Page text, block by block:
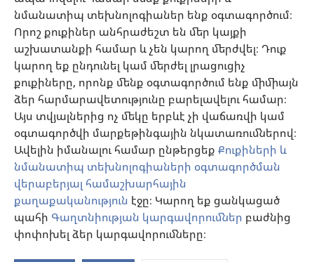
նմանատիպ տեխնոլոգիաներ ենք օգտագործում։
Որոշ քուքիներ անհրաժեշտ են մեր կայքի
աշխատանքի համար և չեն կարող մերժվել։ Դուք
կարող եք ընդունել կամ մերժել լրացուցիչ
քուքիները, որոնք մենք օգտագործում ենք միմիայն
ձեր հարմարավետությունը բարելավելու համար։
Այս տվյալներից ոչ մեկը երբևէ չի վաճառվի կամ
օգտագործվի մարքեթինգային նկատառումներով։
Ավելին իմանալու համար ընթերցեք Քուքիների և
նմանատիպ տեխնոլոգիաների օգտագործման
վերաբերյալ համաշխարհային
քաղաքականություն էջը։ Կարող եք ցանկացած
պահի Գաղտնիության կարգավորումներ բաժնից
փոփոխել ձեր կարգավորումները։
հասանելի բոլոր պացիենտների համար։
Պացիենտներ: Ձեր առողջական վիճակի կամ բուժման վերաբերյալ
խորհուրդներ հարցրեք ձեզ բուժող բժշկից կամ համապատասխան
որակավորում ունեցող այլ մասնագետից։ Դիմեք բժշկի, եթե կասկածում
եք, որ որևէ հիվանդություն ունեք։
Օգտվելու կարգը սահմանված է կայքից օգտվելու պայմաններով։
Արտաքին տեսքի կարգավորումներ
Copyright © 2026 Watch Tower Bible and Tract Society of Pennsylvania.
ՕԳՏԱԳՈՐԾՄԱՆ ՊԱՅՄԱՆՆԵՐ |
ՔԱՂԱՔԱԿԱՆՈՒԹՅՈՒՆ|ԳԱՂՏՆԻՈՒԹՅԱՆ ԿԱՐԳԱՎՈՐՈՒՄՆԵՐ